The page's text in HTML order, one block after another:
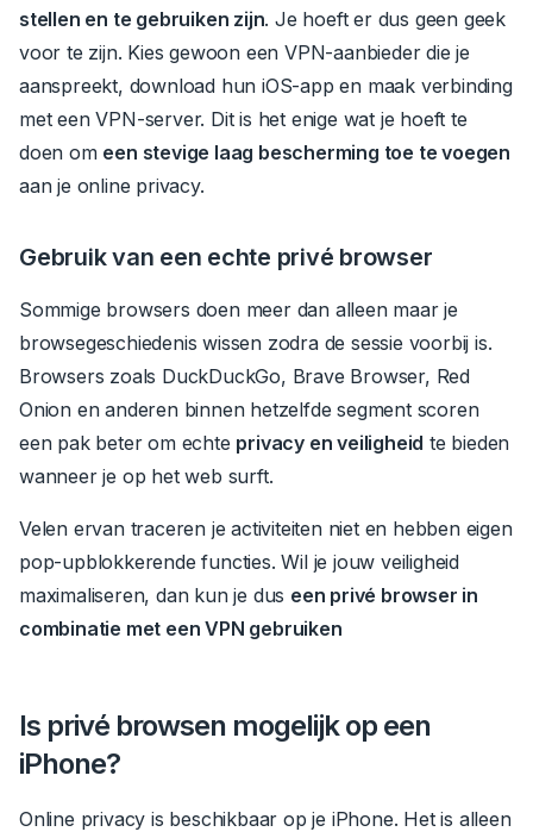
stellen en te gebruiken zijn. Je hoeft er dus geen geek
voor te zijn. Kies gewoon een VPN-aanbieder die je
aanspreekt, download hun iOS-app en maak verbinding
met een VPN-server. Dit is het enige wat je hoeft te
doen om een stevige laag bescherming toe te voegen
aan je online privacy.
Gebruik van een echte privé browser
Sommige browsers doen meer dan alleen maar je
browsegeschiedenis wissen zodra de sessie voorbij is.
Browsers zoals DuckDuckGo, Brave Browser, Red
Onion en anderen binnen hetzelfde segment scoren
een pak beter om echte privacy en veiligheid te bieden
wanneer je op het web surft.
Velen ervan traceren je activiteiten niet en hebben eigen
pop-upblokkerende functies. Wil je jouw veiligheid
maximaliseren, dan kun je dus een privé browser in
combinatie met een VPN gebruiken
Is privé browsen mogelijk op een
iPhone?
Online privacy is beschikbaar op je iPhone. Het is alleen